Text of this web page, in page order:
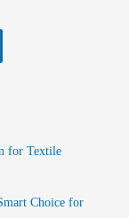
for Textile
Choice for